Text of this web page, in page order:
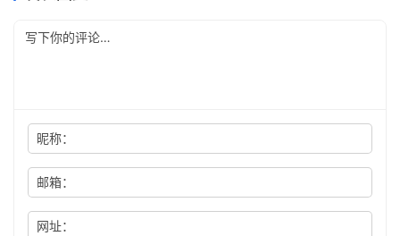
昵称：
邮箱：
网址：